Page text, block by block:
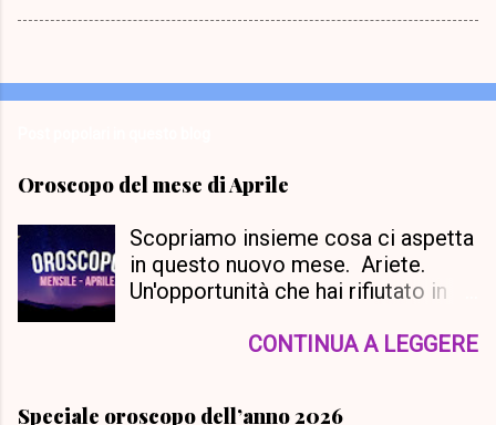
Oroscopo del mese di Aprile
Scopriamo insieme cosa ci aspetta
in questo nuovo mese. Ariete.
Un'opportunità che hai rifiutato in
questo mese, e sei incoraggiato a
CONTINUA A LEGGERE
Speciale oroscopo dell’anno 2026